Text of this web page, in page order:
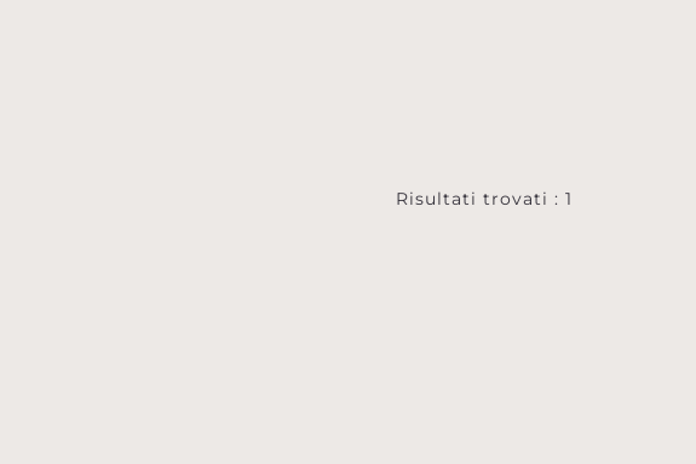
Risultati trovati : 1